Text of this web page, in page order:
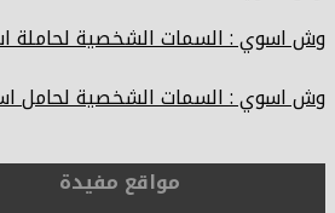
وش اسوي : السمات الشخصية لحاملة
وش اسوي : السمات الشخصية لحامل
مواقع مفيدة